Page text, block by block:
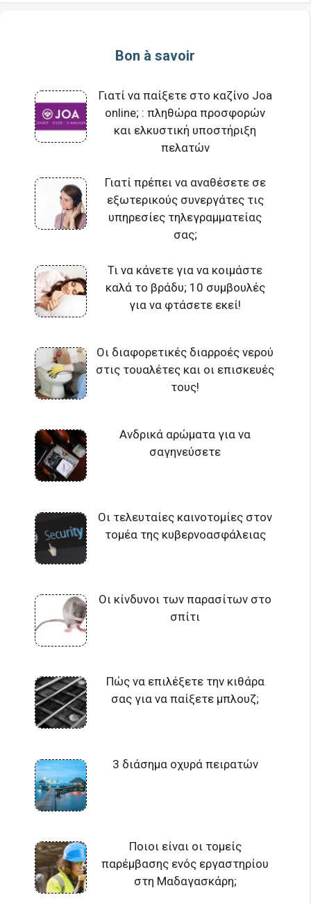
Bon à savoir
Γιατί να παίξετε στο καζίνο Joa
online; : πληθώρα προσφορών
και ελκυστική υποστήριξη
πελατών
Γιατί πρέπει να αναθέσετε σε
εξωτερικούς συνεργάτες τις
υπηρεσίες τηλεγραμματείας
σας;
Τι να κάνετε για να κοιμάστε
καλά το βράδυ; 10 συμβουλές
για να φτάσετε εκεί!
Οι διαφορετικές διαρροές νερού
στις τουαλέτες και οι επισκευές
τους!
Ανδρικά αρώματα για να
σαγηνεύσετε
Οι τελευταίες καινοτομίες στον
τομέα της κυβερνοασφάλειας
Οι κίνδυνοι των παρασίτων στο
σπίτι
Πώς να επιλέξετε την κιθάρα
σας για να παίξετε μπλουζ;
3 διάσημα οχυρά πειρατών
Ποιοι είναι οι τομείς
παρέμβασης ενός εργαστηρίου
στη Μαδαγασκάρη;